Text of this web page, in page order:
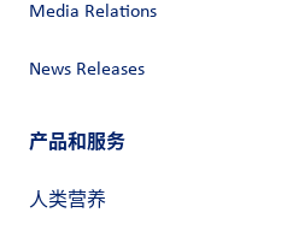
Media Relations
News Releases
产品和服务
人类营养